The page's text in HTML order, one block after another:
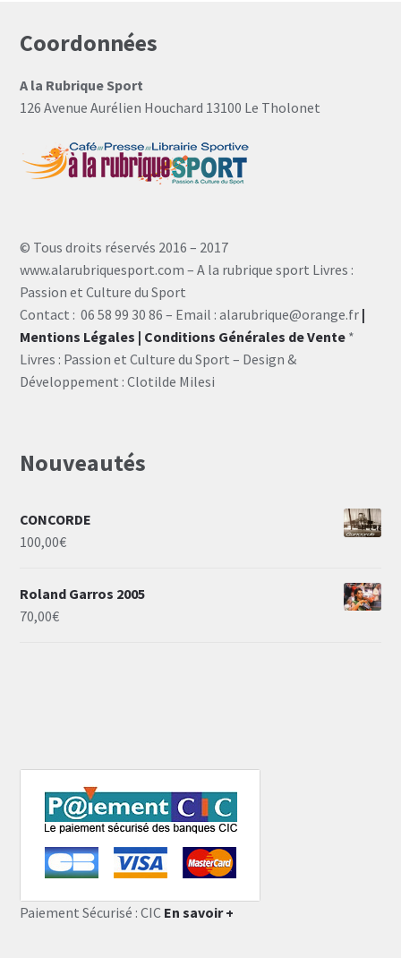
Coordonnées
A la Rubrique Sport
126 Avenue Aurélien Houchard 13100 Le Tholonet
© Tous droits réservés 2016 – 2017
www.alarubriquesport.com – A la rubrique sport Livres :
Passion et Culture du Sport
Contact : 06 58 99 30 86 – Email : alarubrique@orange.fr |
Mentions Légales | Conditions Générales de Vente *
Livres : Passion et Culture du Sport – Design &
Développement : Clotilde Milesi
Nouveautés
CONCORDE
100,00€
Roland Garros 2005
70,00€
Paiement Sécurisé : CIC En savoir +